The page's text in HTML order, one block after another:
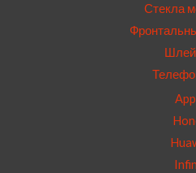
Стекла